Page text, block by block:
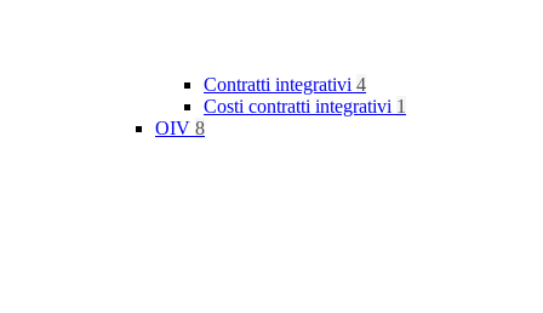
Contratti integrativi 4
Costi contratti integrativi 1
OIV 8